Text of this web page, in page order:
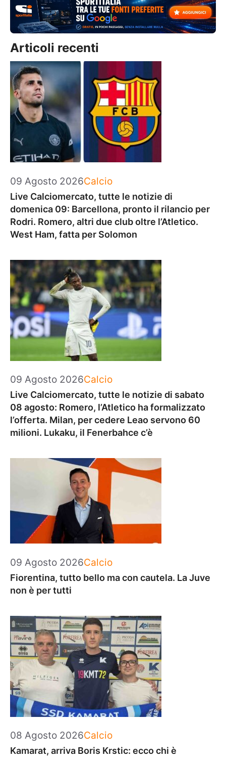
Articoli recenti
09 Agosto 2026Categorie
Calcio
Live Calciomercato, tutte le notizie di
domenica 09: Barcellona, pronto il rilancio per
Rodri. Romero, altri due club oltre l’Atletico.
West Ham, fatta per Solomon
09 Agosto 2026Categorie
Calcio
Live Calciomercato, tutte le notizie di sabato
08 agosto: Romero, l’Atletico ha formalizzato
l’offerta. Milan, per cedere Leao servono 60
milioni. Lukaku, il Fenerbahce c’è
09 Agosto 2026Categorie
Calcio
Fiorentina, tutto bello ma con cautela. La Juve
non è per tutti
08 Agosto 2026Categorie
Calcio
Kamarat, arriva Boris Krstic: ecco chi è